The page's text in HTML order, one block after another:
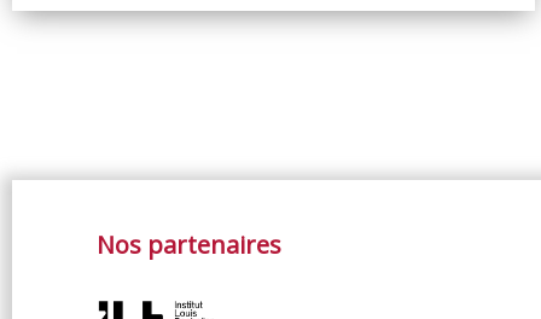
nombreuses dans le domaine de la banque et
focaliser sur quatre thèmes : l’économie de
cryptomonnaies), les monnaies numériques
technologies.
Nos partenaires